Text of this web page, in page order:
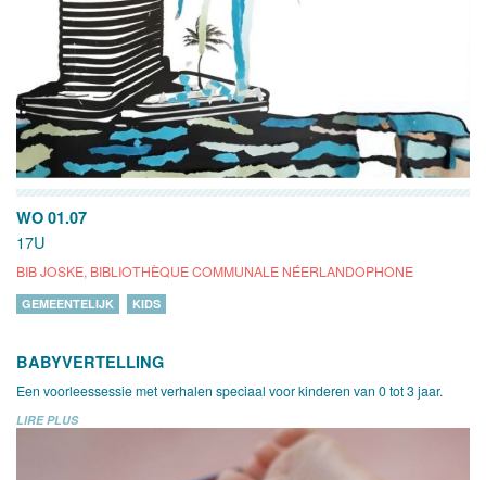
WO 01.07
17U
BIB JOSKE, BIBLIOTHÈQUE COMMUNALE NÉERLANDOPHONE
GEMEENTELIJK KIDS
BABYVERTELLING
Een voorleessessie met verhalen speciaal voor kinderen van 0 tot 3 jaar.
LIRE PLUS